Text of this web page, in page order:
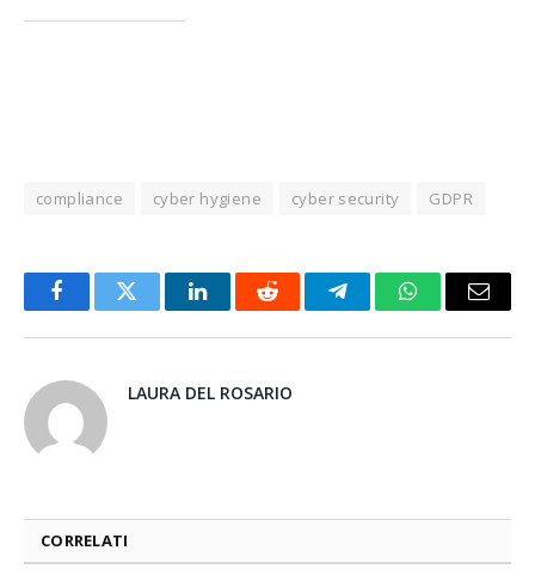
compliance cyber hygiene cyber security GDPR
FacebookTwitter LinkedInReddit TelegramWhatsAppEmail
LAURA DEL ROSARIO
CORRELATI